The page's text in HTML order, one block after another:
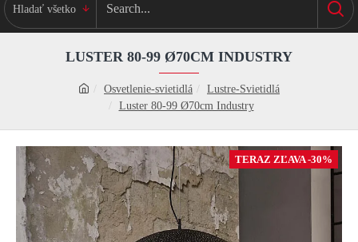
Hladať všetko
Osvetlenie-svietidlá
Lustre-Svietidlá
Luster 80-99 Ø70cm Industry
LUSTER 80-99 Ø70CM INDUSTRY
TERAZ ZĽAVA -30%